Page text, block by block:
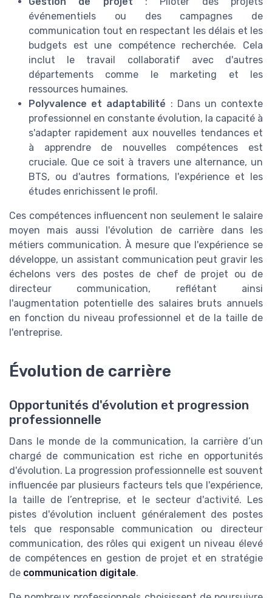
événementiels ou des campagnes de
communication tout en respectant les délais et les
budgets est une compétence recherchée. Cela
inclut le travail collaboratif avec d'autres
départements comme le marketing et les
ressources humaines.
Polyvalence et adaptabilité : Dans un contexte
professionnel en constante évolution, la capacité à
s'adapter rapidement aux nouvelles tendances et
à apprendre de nouvelles compétences est
cruciale. Que ce soit à travers une alternance, un
BTS, ou d'autres formations, l'expérience et les
études enrichissent le profil.
Ces compétences influencent non seulement le salaire
moyen mais aussi l'évolution de carrière dans les
métiers communication. À mesure que l'expérience se
développe, un assistant communication peut gravir les
échelons vers des postes de chef de projet ou de
directeur communication, reflétant ainsi
l'augmentation potentielle des salaires bruts annuels
en fonction du niveau professionnel et de la taille de
l'entreprise.
Évolution de carrière
Opportunités d'évolution et progression
professionnelle
Dans le monde de la communication, la carrière d’un
chargé de communication est riche en opportunités
d'évolution. La progression professionnelle est souvent
influencée par plusieurs facteurs tels que l'expérience,
la taille de l’entreprise, et le secteur d'activité. Les
pistes d'évolution incluent généralement des postes
tels que responsable communication ou directeur
communication, des rôles qui exigent un niveau élevé
de compétences en gestion de projet et en stratégie
de communication digitale.